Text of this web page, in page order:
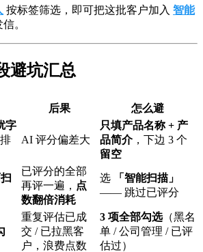
按标签筛选，即可把这批客户加入 智能
。
避坑汇总
后果
怎么避
字
AI 评分偏差大
只填产品名称 + 产
品简介，下边 3 个
留空
已评分的全部
再评一遍， 点
数翻倍消耗
选
「智能扫描」
—— 跳过已评分
重复评估已成
交 / 已拉黑客
户，浪费点数
3 项全部勾选（黑名
单 / 公司管理 / 已评
估过）